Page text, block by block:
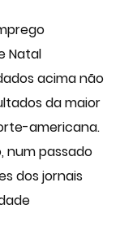
Natal
acima não
da maior
americana.
num passado
dos jornais